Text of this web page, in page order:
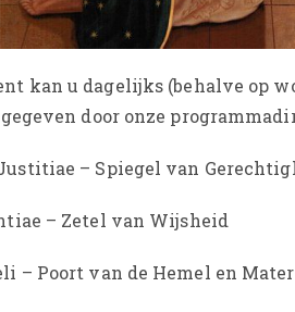
kan u dagelijks (behalve op
door onze
– Spiegel van
– Zetel van Wijsheid
– Poort van de Hemel en